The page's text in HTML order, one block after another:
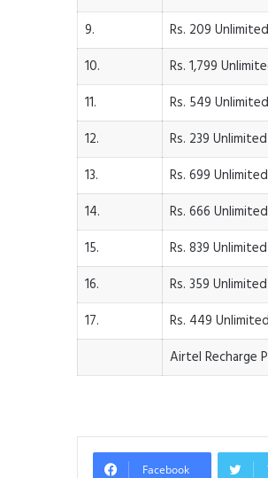
9.
Rs. 209
10.
Rs. 1,799
11.
Rs. 549
12.
Rs. 239
13.
Rs. 699
14.
Rs. 666
15.
Rs. 839
16.
Rs. 359
17.
Rs. 449
Airtel Recharge
Facebook